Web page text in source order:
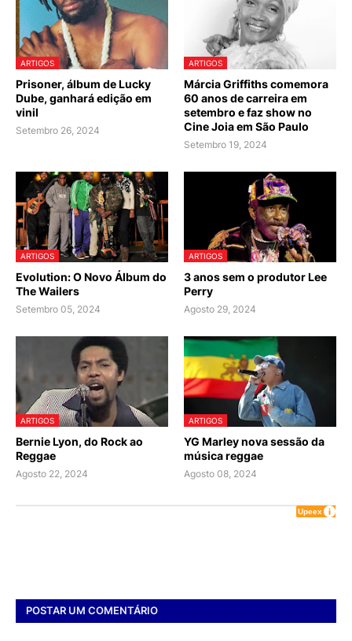
ARTIGOS
Prisoner, álbum de Lucky
Dube, ganhará edição em
vinil
Setembro 26, 2024
ARTIGOS
Márcia Griffiths comemora
60 anos de carreira em
setembro e faz show no
Cine Joia em São Paulo
Setembro 19, 2024
ARTIGOS
Evolution: O Novo Álbum do
The Wailers
Setembro 05, 2024
ARTIGOS
3 anos sem o produtor Lee
Perry
Agosto 29, 2024
ARTIGOS
Bernie Lyon, do Rock ao
Reggae
Agosto 22, 2024
ARTIGOS
YG Marley nova sessão da
música reggae
Agosto 08, 2024
POSTAR UM COMENTÁRIO